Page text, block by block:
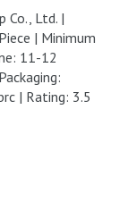
Co., Ltd. |
| Minimum
11-12
| Rating: 3.5